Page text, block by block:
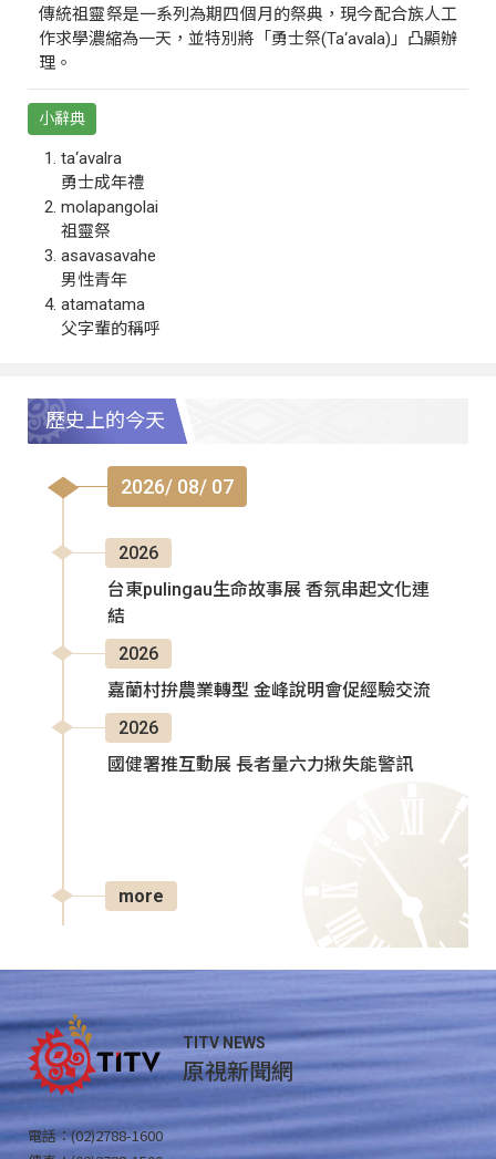
傳統祖靈祭是一系列為期四個月的祭典，現今配合族人工
作求學濃縮為一天，並特別將「勇士祭(Ta‘avala)」凸顯辦
理。
小辭典
ta‘avalra
勇士成年禮
molapangolai
祖靈祭
asavasavahe
男性青年
atamatama
父字輩的稱呼
歷史上的今天
2026/ 08/ 07
2026
台東pulingau生命故事展 香氛串起文化連
結
2026
嘉蘭村拚農業轉型 金峰說明會促經驗交流
2026
國健署推互動展 長者量六力揪失能警訊
more
TITV NEWS
原視新聞網
電話：(02)2788-1600